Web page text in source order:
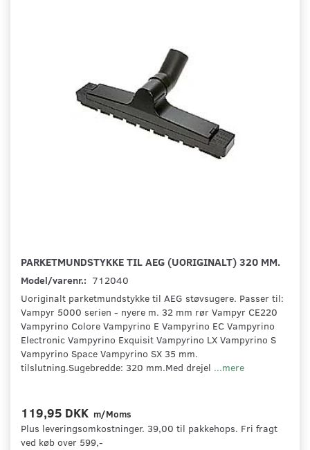
PARKETMUNDSTYKKE TIL AEG (UORIGINALT) 320 MM.
Model/varenr.: 712040
Uoriginalt parketmundstykke til AEG støvsugere. Passer til:
Vampyr 5000 serien - nyere m. 32 mm rør Vampyr CE220
Vampyrino Colore Vampyrino E Vampyrino EC Vampyrino
Electronic Vampyrino Exquisit Vampyrino LX Vampyrino S
Vampyrino Space Vampyrino SX 35 mm.
tilslutning.Sugebredde: 320 mm.Med drejel ...mere
119,95 DKK m/Moms
Plus leveringsomkostninger. 39,00 til pakkehops. Fri fragt
ved køb over 599,-